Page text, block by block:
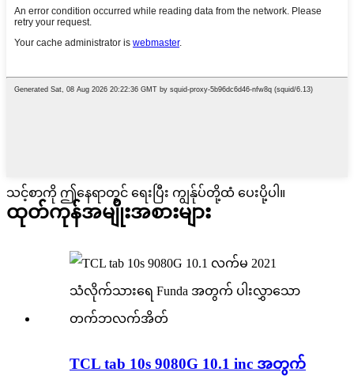
သင့်စာကို ဤနေရာတွင် ရေးပြီး ကျွန်ုပ်တို့ထံ ပေးပို့ပါ။
ထုတ်ကုန်အမျိုးအစားများ
TCL tab 10s 9080G 10.1 inc အတွက်